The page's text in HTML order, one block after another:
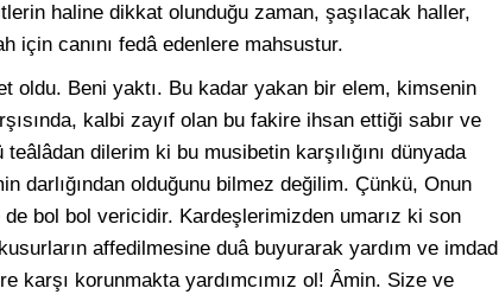
haline dikkat olunduğu zaman, şaşılacak haller,
için canını fedâ edenlere mahsustur.
oldu. Beni yaktı. Bu kadar yakan bir elem, kimsenin
kalbi zayıf olan bu fakire ihsan ettiği sabır ve
dilerim ki bu musibetin karşılığını dünyada
darlığından olduğunu bilmez değilim. Çünkü, Onun
bol bol vericidir. Kardeşlerimizden umarız ki son
affedilmesine duâ buyurarak yardım ve imdad
karşı korunmakta yardımcımız ol! Âmin. Size ve